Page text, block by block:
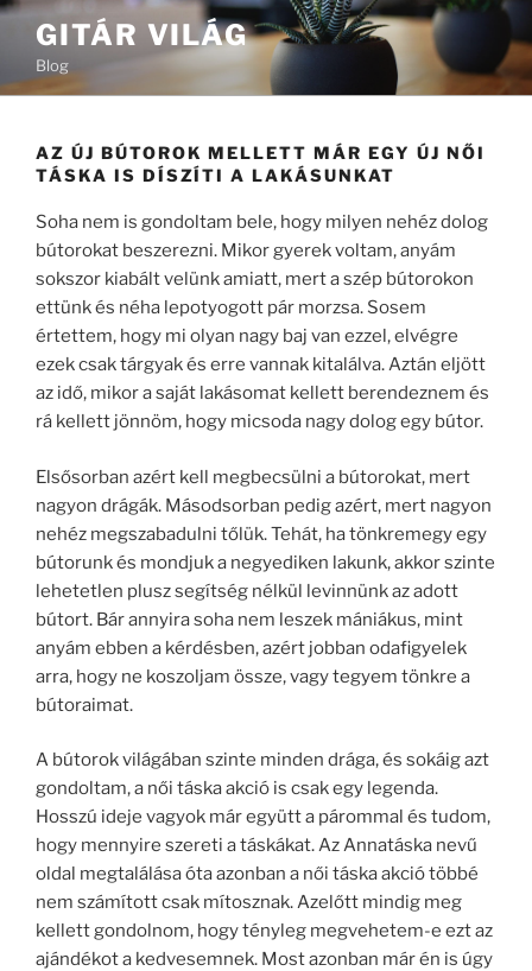
Tartalomhoz
GITÁR VILÁG
Blog
AZ ÚJ BÚTOROK MELLETT MÁR EGY ÚJ NŐI
TÁSKA IS DÍSZÍTI A LAKÁSUNKAT
Soha nem is gondoltam bele, hogy milyen nehéz dolog
bútorokat beszerezni. Mikor gyerek voltam, anyám
sokszor kiabált velünk amiatt, mert a szép bútorokon
ettünk és néha lepotyogott pár morzsa. Sosem
értettem, hogy mi olyan nagy baj van ezzel, elvégre
ezek csak tárgyak és erre vannak kitalálva. Aztán eljött
az idő, mikor a saját lakásomat kellett berendeznem és
rá kellett jönnöm, hogy micsoda nagy dolog egy bútor.
Elsősorban azért kell megbecsülni a bútorokat, mert
nagyon drágák. Másodsorban pedig azért, mert nagyon
nehéz megszabadulni tőlük. Tehát, ha tönkremegy egy
bútorunk és mondjuk a negyediken lakunk, akkor szinte
lehetetlen plusz segítség nélkül levinnünk az adott
bútort. Bár annyira soha nem leszek mániákus, mint
anyám ebben a kérdésben, azért jobban odafigyelek
arra, hogy ne koszoljam össze, vagy tegyem tönkre a
bútoraimat.
A bútorok világában szinte minden drága, és sokáig azt
gondoltam, a női táska akció is csak egy legenda.
Hosszú ideje vagyok már együtt a párommal és tudom,
hogy mennyire szereti a táskákat. Az Annatáska nevű
oldal megtalálása óta azonban a női táska akció többé
nem számított csak mítosznak. Azelőtt mindig meg
kellett gondolnom, hogy tényleg megvehetem-e ezt az
ajándékot a kedvesemnek. Most azonban már én is úgy